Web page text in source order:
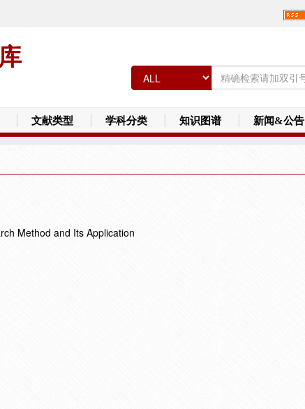
文献类型 学科分类 知识图谱 新闻&公告
Method and Its Application